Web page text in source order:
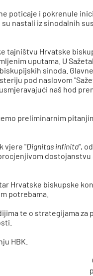
poticaje i pokrenule
nastali iz sinodalnih
tajništvu Hrvatske
uputama. U
sinoda.
pod naslovom
naš hod
preliminarnim
vjere "Dignitas infinita",
dostojanstvu
Hrvatske biskupske
potrebama.
te o strategijama za
HBK.